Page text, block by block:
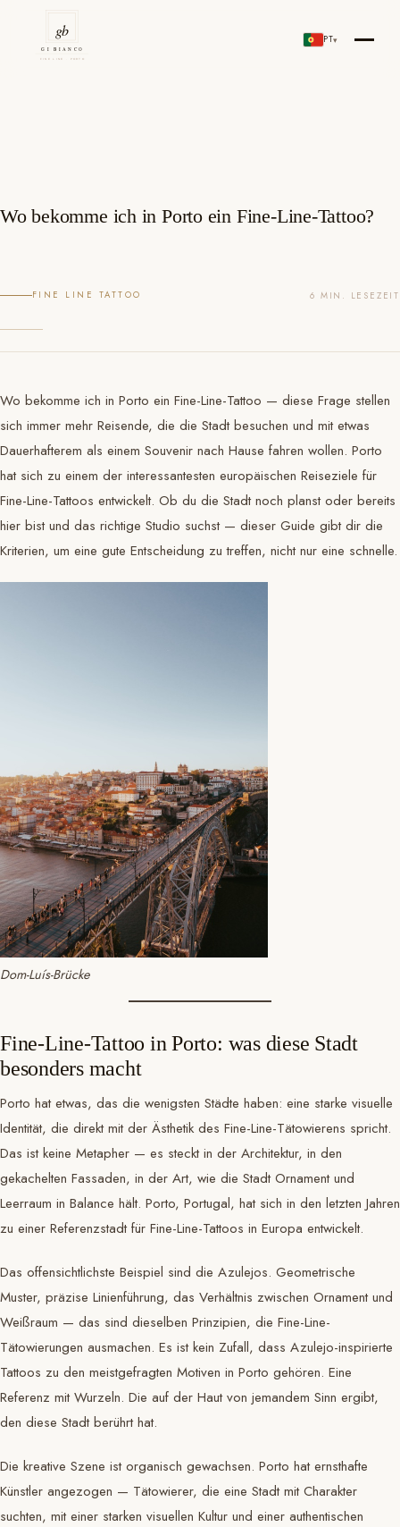
springen
Gi Bianco Tattoo Porto
PT▾
Wo bekomme ich in Porto ein Fine-Line-Tattoo?
FINE LINE TATTOO 6 MIN. LESEZEIT
Wo bekomme ich in Porto ein Fine-Line-Tattoo — diese Frage stellen
sich immer mehr Reisende, die die Stadt besuchen und mit etwas
Dauerhafterem als einem Souvenir nach Hause fahren wollen. Porto
hat sich zu einem der interessantesten europäischen Reiseziele für
Fine-Line-Tattoos entwickelt. Ob du die Stadt noch planst oder bereits
hier bist und das richtige Studio suchst — dieser Guide gibt dir die
Kriterien, um eine gute Entscheidung zu treffen, nicht nur eine schnelle.
Dom-Luís-Brücke
Fine-Line-Tattoo in Porto: was diese Stadt
besonders macht
Porto hat etwas, das die wenigsten Städte haben: eine starke visuelle
Identität, die direkt mit der Ästhetik des Fine-Line-Tätowierens spricht.
Das ist keine Metapher — es steckt in der Architektur, in den
gekachelten Fassaden, in der Art, wie die Stadt Ornament und
Leerraum in Balance hält. Porto, Portugal, hat sich in den letzten Jahren
zu einer Referenzstadt für Fine-Line-Tattoos in Europa entwickelt.
Das offensichtlichste Beispiel sind die Azulejos. Geometrische
Muster, präzise Linienführung, das Verhältnis zwischen Ornament und
Weißraum — das sind dieselben Prinzipien, die Fine-Line-
Tätowierungen ausmachen. Es ist kein Zufall, dass Azulejo-inspirierte
Tattoos zu den meistgefragten Motiven in Porto gehören. Eine
Referenz mit Wurzeln. Die auf der Haut von jemandem Sinn ergibt,
den diese Stadt berührt hat.
Die kreative Szene ist organisch gewachsen. Porto hat ernsthafte
Künstler angezogen — Tätowierer, die eine Stadt mit Charakter
suchten, mit einer starken visuellen Kultur und einer authentischen